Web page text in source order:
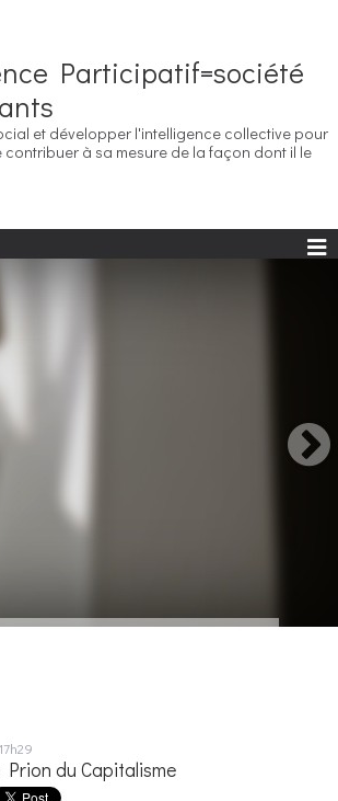
Participatif=société
et développer l'intelligence collective pour
à sa mesure de la façon dont il le
du Capitalisme